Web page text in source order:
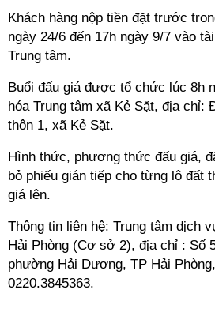
Khách hàng nộp tiền đặt trước
ngày 24/6 đến 17h ngày 9/7 vào
Trung tâm.
Buổi đấu giá được tổ chức lúc 8h
hóa Trung tâm xã Kẻ Sặt, địa chỉ:
thôn 1, xã Kẻ Sặt.
Hình thức, phương thức đấu giá,
bỏ phiếu gián tiếp cho từng lô đất
giá lên.
Thông tin liên hệ: Trung tâm dịch
Hải Phòng (Cơ sở 2), địa chỉ : Số
phường Hải Dương, TP Hải
0220.3845363.